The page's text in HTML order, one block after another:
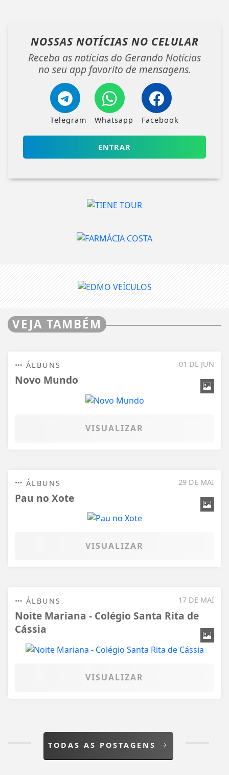
NOSSAS NOTÍCIAS NO CELULAR
Receba as notícias do Gerando Notícias
no seu app favorito de mensagens.
Telegram Whatsapp Facebook
ENTRAR
VEJA TAMBÉM
01 DE JUN
ÁLBUNS
Novo Mundo
VISUALIZAR
29 DE MAI
ÁLBUNS
Pau no Xote
VISUALIZAR
17 DE MAI
ÁLBUNS
Noite Mariana - Colégio Santa Rita de
Cássia
VISUALIZAR
TODAS AS POSTAGENS